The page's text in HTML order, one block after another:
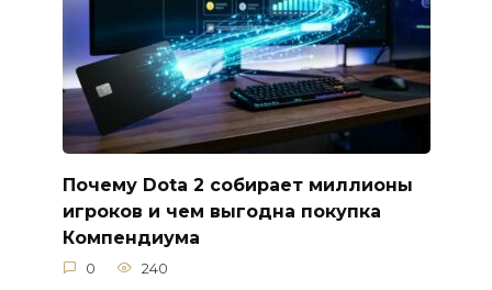
Почему Dota 2 собирает миллионы
игроков и чем выгодна покупка
Компендиума
0 240